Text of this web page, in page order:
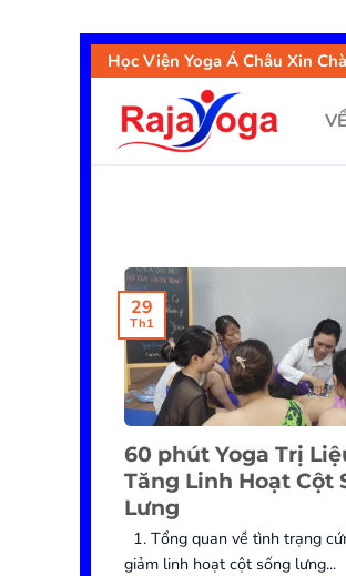
Học Viện Yoga Á Châu Xin
60 phút Yoga Trị
Tăng Linh Hoạt Cột
Lưng
1. Tổng quan về tình trạng
giảm linh hoạt cột sống lưng...
29
Th1